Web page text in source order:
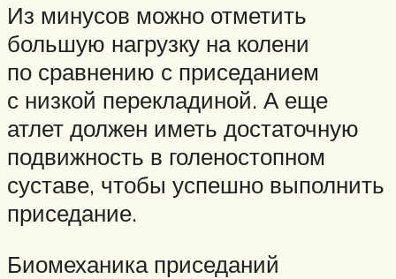
Из минусов можно отметить
большую нагрузку на колени
по сравнению с приседанием
с низкой перекладиной. А еще
атлет должен иметь достаточную
подвижность в голеностопном
суставе, чтобы успешно выполнить
приседание.
Биомеханика приседаний